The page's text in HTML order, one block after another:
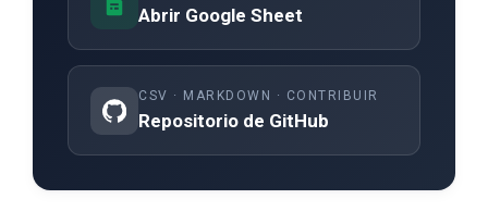
Abrir Google Sheet
CSV · MARKDOWN · CONTRIBUIR
Repositorio de GitHub